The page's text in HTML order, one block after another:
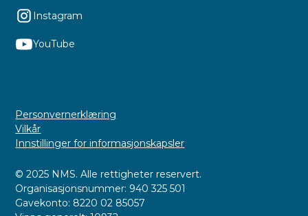
Instagram
YouTube
© 2025 NMS. Alle rettigheter reservert.
Organisasjonsnummer: 940 325 501
Gavekonto: 8220 02 85057
Personvernerklæring
Vilkår
Innstillinger for informasjonskapsler